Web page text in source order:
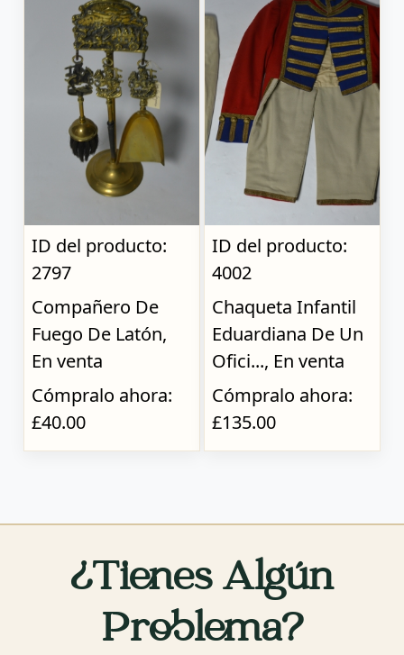
ID del producto:
2797
Compañero De
Fuego De Latón,
En venta
Cómpralo ahora:
£40.00
ID del producto:
4002
Chaqueta Infantil
Eduardiana De Un
Ofici..., En venta
Cómpralo ahora:
£135.00
¿Tienes Algún
Problema?